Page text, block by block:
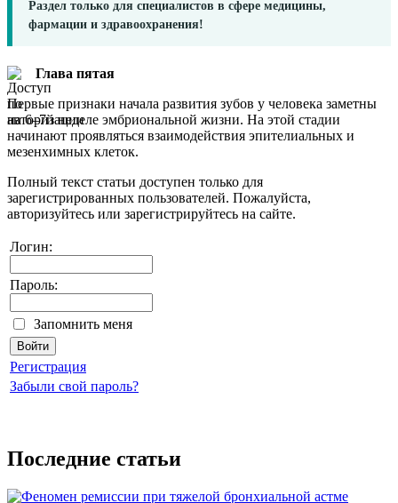
Раздел только для специалистов в сфере медицины,
фармации и здравоохранения!
Глава пятая
Первые признаки начала развития зубов у человека заметны
на 6–7й неделе эмбриональной жизни. На этой стадии
начинают проявляться взаимодействия эпителиальных и
мезенхимных клеток.
Полный текст статьи доступен только для
зарегистрированных пользователей. Пожалуйста,
авторизуйтесь или зарегистрируйтесь на сайте.
Логин:
Пароль:
Запомнить меня
Регистрация
Забыли свой пароль?
Последние статьи